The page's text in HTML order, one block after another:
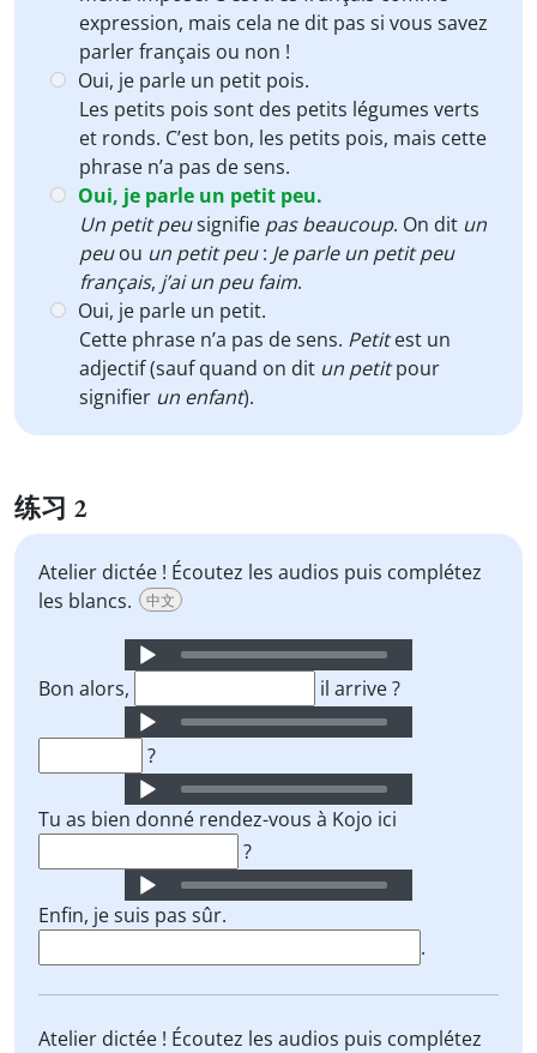
expression, mais cela ne dit pas si vous savez
parler français ou non !
Oui, je parle un petit pois.
Les petits pois sont des petits légumes verts
et ronds. C’est bon, les petits pois, mais cette
phrase n’a pas de sens.
Oui, je parle un petit peu.
Un petit peusignifie pas beaucoup. On dit un
peuou un petit peu: Je parle un petit peu
français, j’ai un peu faim.
Oui, je parle un petit.
Cette phrase n’a pas de sens. Petitest un
adjectif (sauf quand on dit un petitpour
signifier un enfant).
练习 2
Atelier dictée ! Écoutez les audios puis complétez
les blancs.
中文
Player
Bon alors,
il arrive ?
?
Player
Tu as bien donné rendez-vous à Kojo ici
?
Player
Enfin, je suis pas sûr.
.
Atelier dictée ! Écoutez les audios puis complétez